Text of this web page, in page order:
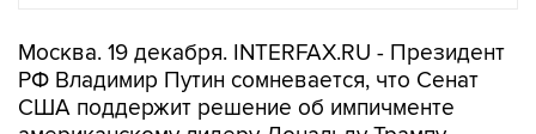
Москва. 19 декабря. INTERFAX.RU - Президент
РФ Владимир Путин сомневается, что Сенат
США поддержит решение об импичменте